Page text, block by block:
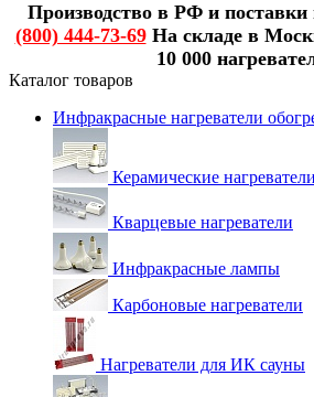
Производство в РФ и
(800) 444-73-69На складе в
10 000
Каталог товаров
Инфракрасные нагреватели
Керамические нагреватели
Кварцевые нагреватели
Инфракрасные лампы
Карбоновые нагреватели
Нагреватели для ИК сауны